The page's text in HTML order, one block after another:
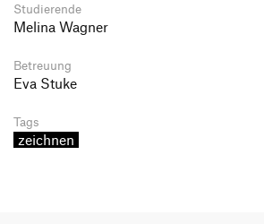
Studierende
Melina Wagner
Betreuung
Eva Stuke
Tags
zeichnen